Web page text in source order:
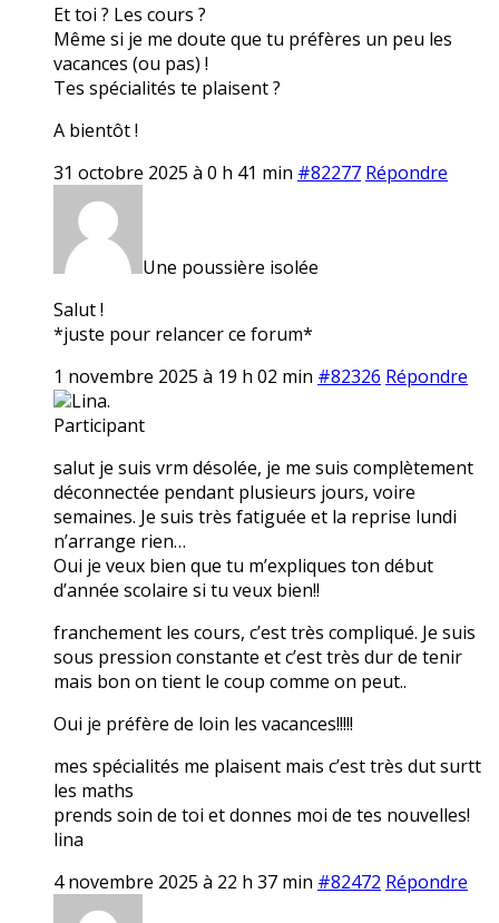
Et toi ? Les cours ?
Même si je me doute que tu préfères un peu les
vacances (ou pas) !
Tes spécialités te plaisent ?
A bientôt !
31 octobre 2025 à 0 h 41 min #82277 Répondre
Une poussière isolée
Salut !
*juste pour relancer ce forum*
1 novembre 2025 à 19 h 02 min #82326 Répondre
Lina.
Participant
salut je suis vrm désolée, je me suis complètement
déconnectée pendant plusieurs jours, voire
semaines. Je suis très fatiguée et la reprise lundi
n’arrange rien…
Oui je veux bien que tu m’expliques ton début
d’année scolaire si tu veux bien!!
franchement les cours, c’est très compliqué. Je suis
sous pression constante et c’est très dur de tenir
mais bon on tient le coup comme on peut..
Oui je préfère de loin les vacances!!!!!
mes spécialités me plaisent mais c’est très dut surtt
les maths
prends soin de toi et donnes moi de tes nouvelles!
lina
4 novembre 2025 à 22 h 37 min #82472 Répondre